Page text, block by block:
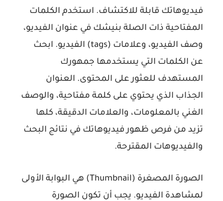
فيديوهاتك قابلة للاكتشاف. استخدم الكلمات
المفتاحية ذات الصلة بنيشك في عنوان الفيديو،
وصف الفيديو، وعلامات (tags) الفيديو. ابحث
عن الكلمات التي يستخدمها جمهورك
المستهدف للعثور على المحتوى. العنوان
الجذاب الذي يحتوي على كلمة مفتاحية، والوصف
الغني بالمعلومات، والعلامات الدقيقة، كلها
تزيد من فرص ظهور فيديوهاتك في نتائج البحث
والفيديوهات المقترحة.
الصورة المصغرة (Thumbnail) هي البوابة الأولى
لمشاهدة الفيديو. يجب أن تكون الصورة